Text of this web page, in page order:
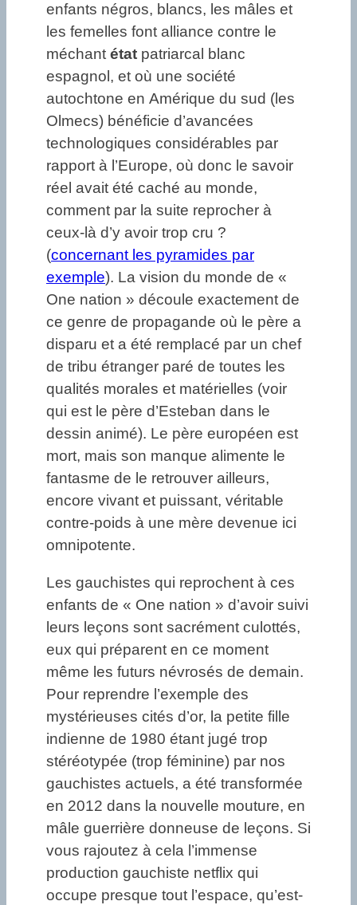
enfants négros, blancs, les mâles et
les femelles font alliance contre le
méchant état patriarcal blanc
espagnol, et où une société
autochtone en Amérique du sud (les
Olmecs) bénéficie d’avancées
technologiques considérables par
rapport à l’Europe, où donc le savoir
réel avait été caché au monde,
comment par la suite reprocher à
ceux-là d’y avoir trop cru ?
(concernant les pyramides par
exemple). La vision du monde de «
One nation » découle exactement de
ce genre de propagande où le père a
disparu et a été remplacé par un chef
de tribu étranger paré de toutes les
qualités morales et matérielles (voir
qui est le père d’Esteban dans le
dessin animé). Le père européen est
mort, mais son manque alimente le
fantasme de le retrouver ailleurs,
encore vivant et puissant, véritable
contre-poids à une mère devenue ici
omnipotente.
Les gauchistes qui reprochent à ces
enfants de « One nation » d’avoir suivi
leurs leçons sont sacrément culottés,
eux qui préparent en ce moment
même les futurs névrosés de demain.
Pour reprendre l’exemple des
mystérieuses cités d’or, la petite fille
indienne de 1980 étant jugé trop
stéréotypée (trop féminine) par nos
gauchistes actuels, a été transformée
en 2012 dans la nouvelle mouture, en
mâle guerrière donneuse de leçons. Si
vous rajoutez à cela l’immense
production gauchiste netflix qui
occupe presque tout l’espace, qu’est-